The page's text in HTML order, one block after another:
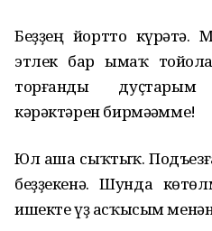
Беҙҙең йортто
этлек бар һымаҡ
торғанды дуҫтарым
кәрәктәрен бирмәһәмме!
Юл аша сыҡтыҡ.
беҙҙекенә. Шунда
ишекте үҙ асҡысым